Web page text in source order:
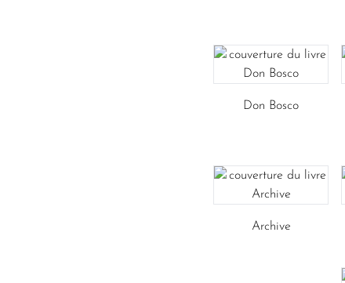
Don Bosco
Archive